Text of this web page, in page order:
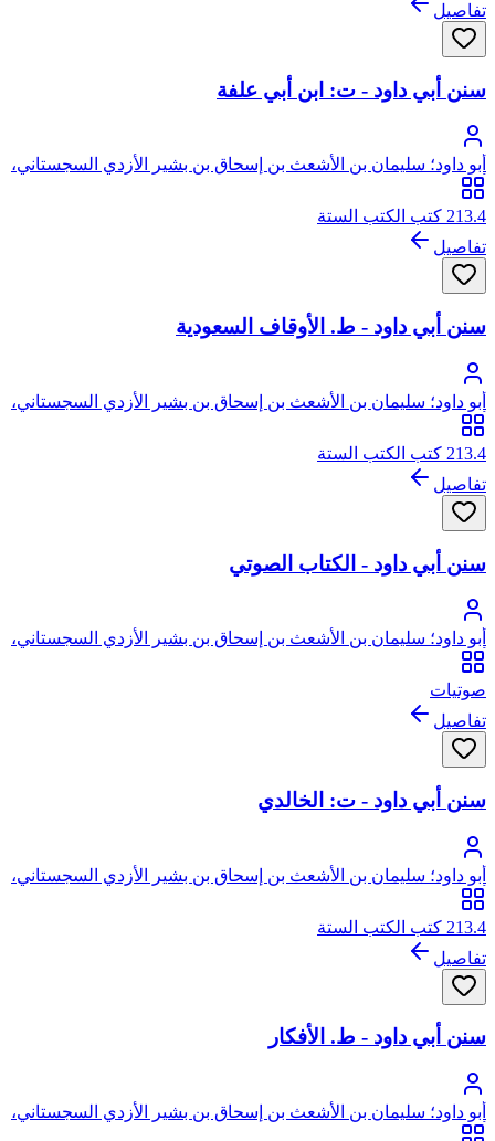
تفاصيل
سنن أبي داود - ت: ابن أبي علفة
أبو داود؛ سليمان بن الأشعث بن إسحاق بن بشير الأزدي السجستاني،
أبو داود
213.4 كتب الكتب الستة
تفاصيل
سنن أبي داود - ط. الأوقاف السعودية
أبو داود؛ سليمان بن الأشعث بن إسحاق بن بشير الأزدي السجستاني،
أبو داود
213.4 كتب الكتب الستة
تفاصيل
سنن أبي داود - الكتاب الصوتي
أبو داود؛ سليمان بن الأشعث بن إسحاق بن بشير الأزدي السجستاني،
أبو داود
صوتيات
تفاصيل
سنن أبي داود - ت: الخالدي
أبو داود؛ سليمان بن الأشعث بن إسحاق بن بشير الأزدي السجستاني،
أبو داود
213.4 كتب الكتب الستة
تفاصيل
سنن أبي داود - ط. الأفكار
أبو داود؛ سليمان بن الأشعث بن إسحاق بن بشير الأزدي السجستاني،
أبو داود